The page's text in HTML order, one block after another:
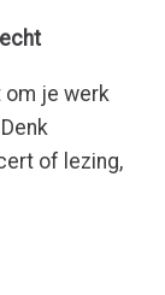
je werk
of lezing,